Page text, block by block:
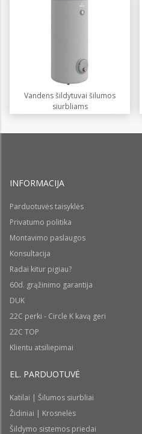
Vandens šildytuvai šilumos
siurbliams
INFORMACIJA
Parduotuvės taisyklės
Privatumo politika
Montavimo paslaugos
Konsultacija
Radai kitur pigiau?
60d. grąžinimo garantija
DUK
22C perki - Circle K kavą geri
22C TOP
Klientu atsiliepimai
EL. PARDUOTUVĖ
Katilai | Šilumos siurbliai
Židiniai | Krosnelės
Šildymo sistemos priedai